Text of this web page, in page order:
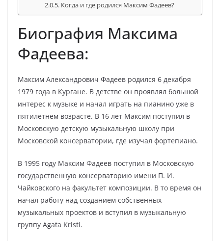
Когда и где родился Максим Фадеев?
Биография Максима
Фадеева:
Максим Александрович Фадеев родился 6 декабря
1979 года в Кургане. В детстве он проявлял большой
интерес к музыке и начал играть на пианино уже в
пятилетнем возрасте. В 16 лет Максим поступил в
Московскую детскую музыкальную школу при
Московской консерватории, где изучал фортепиано.
В 1995 году Максим Фадеев поступил в Московскую
государственную консерваторию имени П. И.
Чайковского на факультет композиции. В то время он
начал работу над созданием собственных
музыкальных проектов и вступил в музыкальную
группу Agata Kristi.